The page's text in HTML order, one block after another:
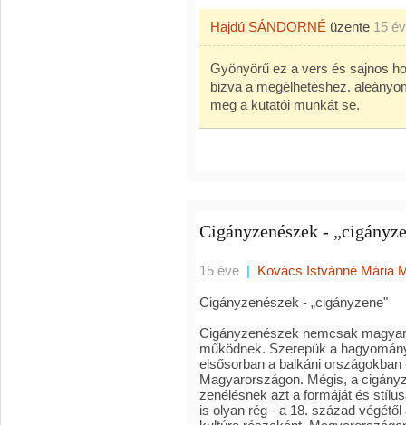
Hajdú SÁNDORNÉ üzente 15
Gyönyörű ez a vers és sajnos
bizva a megélhetéshez.
meg a kutatói munkát se.
Cigányzenészek -
15 éve | Kovács Istvánné Mária
Cigányzenészek - „cigányzene"
Cigányzenészek nemcsak
működnek. Szerepük a
elsősorban a balkáni
Magyarországon. Mégis, a
zenélésnek azt a formáját és
is olyan rég - a 18. század